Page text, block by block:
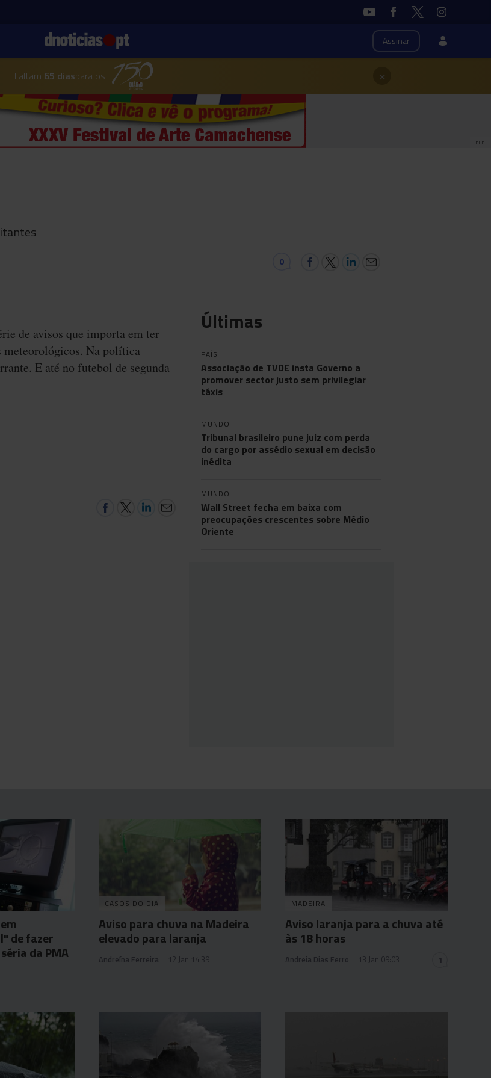
Assinar
Faltam 65 diaspara os ×
PUB
0
de avisos que importa em ter
meteorológicos. Na política
E até no futebol de segunda
Últimas
PAÍS
Associação de TVDE insta Governo a
promover sector justo sem privilegiar
táxis
MUNDO
Tribunal brasileiro pune juiz com perda
do cargo por assédio sexual em decisão
inédita
MUNDO
Wall Street fecha em baixa com
preocupações crescentes sobre Médio
Oriente
de fazer
da PMA
CASOS DO DIA
Aviso para chuva na Madeira
elevado para laranja
Andreína Ferreira 12 Jan 14:39
MADEIRA
Aviso laranja para a chuva até
às 18 horas
Andreia Dias Ferro 13 Jan 09:03 1